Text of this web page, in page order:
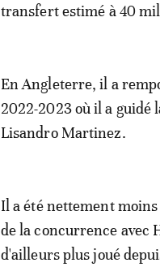
transfert estimé à 40
En Angleterre, il a
2022-2023 où il a guidé
Lisandro Martinez.
Il a été nettement
de la concurrence avec
d'ailleurs plus joué